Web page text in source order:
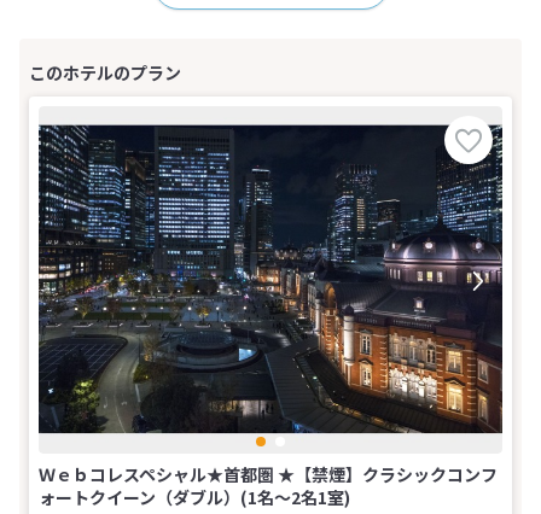
Ｗｅｂコレスペシャル★首都圏 ★【禁煙】クラシックコンフ
ォートクイーン（ダブル）(1名～2名1室)